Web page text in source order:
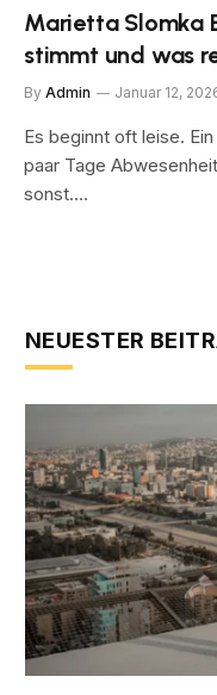
Marietta Slomka
stimmt und was
By Admin Januar 12,
Es beginnt oft leise.
paar Tage
sonst.…
NEUESTER